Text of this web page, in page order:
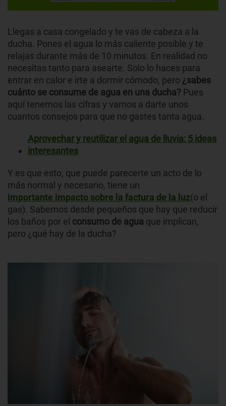
Llegas a casa congelado y te vas de cabeza a la
ducha. Pones el agua lo más caliente posible y te
relajas durante más de 10 minutos. En realidad no
necesitas tanto para asearte. Solo lo haces para
entrar en calor e irte a dormir cómodo, pero ¿sabes
cuánto se consume de agua en una ducha? Pues
aquí tenemos las cifras y vamos a darte unos
cuantos consejos para que no gastes tanta agua.
Aprovechar y reutilizar el agua de lluvia: 5 ideas
interesantes
Y es que esto, que puede parecerte un acto de lo
más normal y necesario, tiene un
importante impacto sobre la factura de la luz(o el
gas). Sabemos desde pequeños que hay que reducir
los baños por el consumo de agua que implican,
pero ¿qué hay de la ducha?